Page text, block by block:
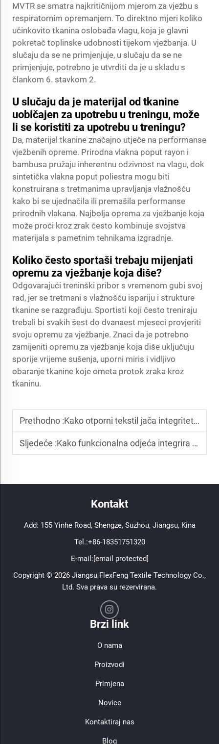
MVTR se smatra najkritičnijom mjerom za vježbu s
respiratornim opremanjem. To direktno mjeri koliko
učinkovito tkanina oslobađa vlagu, koja je glavni
pokretač toplinske udobnosti tijekom vježbanja. U
slučaju da se ne primjenjuje, u slučaju da se ne
primjenjuje, potrebno je utvrditi da je u skladu s
člankom 6. stavkom 2.
U slučaju da je materijal od tkanine
uobičajen za upotrebu u treningu, može
li se koristiti za upotrebu u treningu?
Da, materijal tkanine značajno utječe na performanse
vježbenih opreme. Prirodna vlakna poput rayon i
bambusa pružaju inherentnu odzivnost na vlagu, dok
sintetička vlakna poput poliestra mogu biti
konstruirana s tretmanima upravljanja vlažnošću
kako bi se ujednačila ili premašila performanse
prirodnih vlakana. Najbolja oprema za vježbanje koja
može proći kroz zrak često kombinuje svojstva
materijala s pametnim tehnikama izgradnje.
Koliko često sportaši trebaju mijenjati
opremu za vježbanje koja diše?
Odgovarajući treninški pribor s vremenom gubi svoj
rad, jer se tretmani s vlažnošću ispariju i strukture
tkanine se razgrađuju. Sportisti koji često treniraju
trebali bi svakih šest do dvanaest mjeseci provjeriti
svoju opremu za vježbanje. Znaci da je potrebno
zamijeniti opremu za vježbanje koja diše uključuju
sporije vrijeme sušenja, uporni miris i vidljivo
obaranje tkanine koje ometa protok zraka kroz
tkaninu.
Prethodno :Kako otporni tekstil jača integritet izolatornog sustava?
Sljedeće :Kako funkcionalna odjeća integrira više osobina tkanine?
Kontakt
Add: 155 Yinhe Road, Shengze, Suzhou, Jiangsu, Kina
Tel.:+86-18351751320
E-mail:[email protected]
Copyright © 2026 Jiangsu FlexFeng Textile Technology Co.,
Ltd. Sva prava su rezervirana.
Brzi link
O nama
Proizvodi
Primjena
Novice
Kontaktiraj nas
Blog